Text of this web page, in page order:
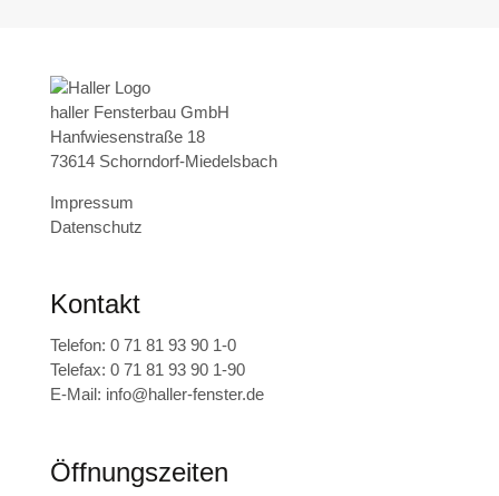
haller Fensterbau GmbH
Hanfwiesenstraße 18
73614 Schorndorf-Miedelsbach
Impressum
Datenschutz
Kontakt
Telefon: 0 71 81 93 90 1-0
Telefax: 0 71 81 93 90 1-90
E-Mail: info@haller-fenster.de
Öffnungszeiten